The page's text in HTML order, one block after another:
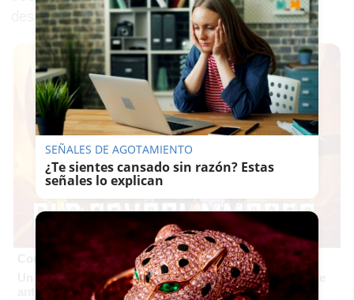
desaparición del velero.
Corepunk MMORPG
Un verdadero MMORPG de la vieja escuela ¡Cómo los de
antes, pero mejor!
SEÑALES DE AGOTAMIENTO
¿Te sientes cansado sin razón? Estas
señales lo explican